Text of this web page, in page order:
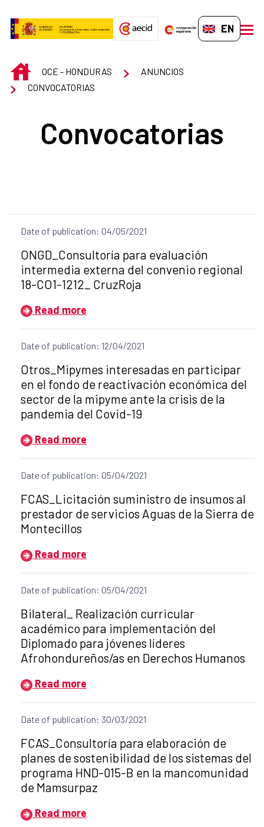
EN-GB
INICIOOCE - HONDURAS
ANUNCIOS
CONVOCATORIAS
Convocatorias
Date of publication: 04/05/2021
Title of the announcement:
ONGD_Consultoría para evaluación
intermedia externa del convenio regional
18-CO1-1212_ CruzRoja
Read more
Date of publication: 12/04/2021
Title of the announcement:
Otros_Mipymes interesadas en participar
en el fondo de reactivación económica del
sector de la mipyme ante la crisis de la
pandemia del Covid-19
Read more
Date of publication: 05/04/2021
Title of the announcement:
FCAS_Licitación suministro de insumos al
prestador de servicios Aguas de la Sierra de
Montecillos
Read more
Date of publication: 05/04/2021
Title of the announcement:
Bilateral_ Realización curricular
académico para implementación del
Diplomado para jóvenes líderes
Afrohondureños/as en Derechos Humanos
Read more
Date of publication: 30/03/2021
Title of the announcement:
FCAS_Consultoría para elaboración de
planes de sostenibilidad de los sistemas del
programa HND-015-B en la mancomunidad
de Mamsurpaz
Read more